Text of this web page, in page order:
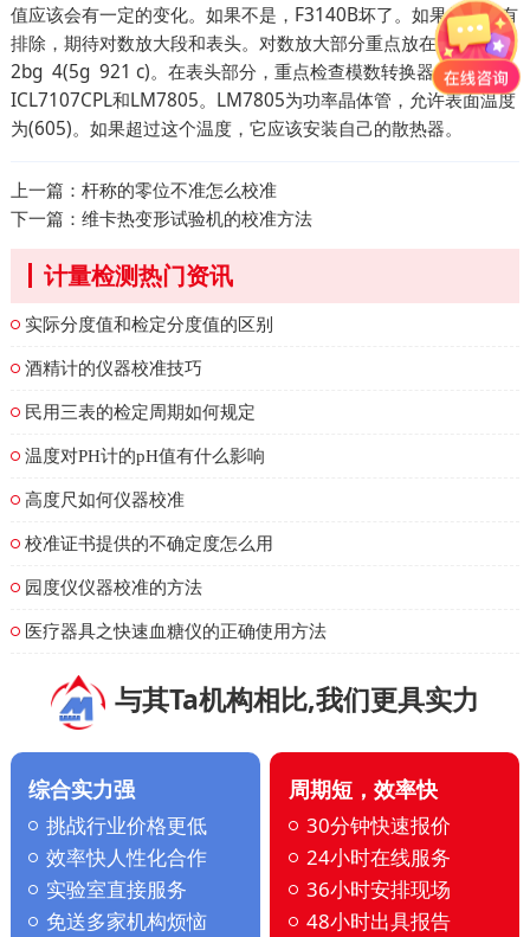
值应该会有一定的变化。如果不是，F3140B坏了。如果故障没有
排除，期待对数放大段和表头。对数放大部分重点放在差分对管
2bg 4(5g 921 c)。在表头部分，重点检查模数转换器
ICL7107CPL和LM7805。LM7805为功率晶体管，允许表面温度
为(605)。如果超过这个温度，它应该安装自己的散热器。
上一篇： 杆称的零位不准怎么校准
下一篇： 维卡热变形试验机的校准方法
计量检测热门资讯
实际分度值和检定分度值的区别
酒精计的仪器校准技巧
民用三表的检定周期如何规定
温度对PH计的pH值有什么影响
高度尺如何仪器校准
校准证书提供的不确定度怎么用
园度仪仪器校准的方法
医疗器具之快速血糖仪的正确使用方法
与其Ta机构相比,我们更具实力
综合实力强
挑战行业价格更低
效率快人性化合作
实验室直接服务
免送多家机构烦恼
周期短，效率快
30分钟快速报价
24小时在线服务
36小时安排现场
48小时出具报告